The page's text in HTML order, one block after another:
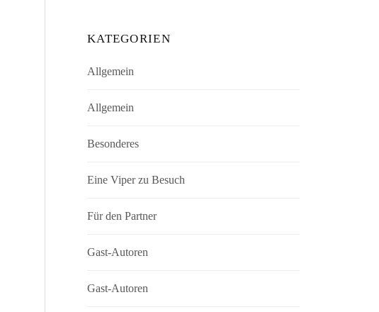
KATEGORIEN
Allgemein
Allgemein
Besonderes
Eine Viper zu Besuch
Für den Partner
Gast-Autoren
Gast-Autoren